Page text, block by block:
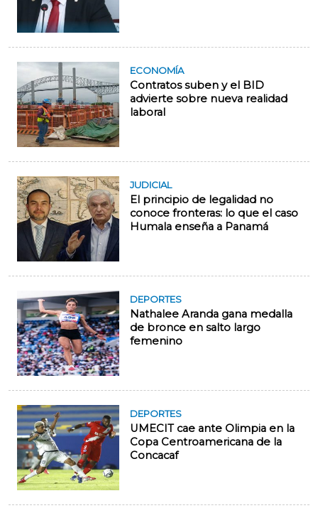
ECONOMÍA
Contratos suben y el BID
advierte sobre nueva realidad
laboral
JUDICIAL
El principio de legalidad no
conoce fronteras: lo que el caso
Humala enseña a Panamá
DEPORTES
Nathalee Aranda gana medalla
de bronce en salto largo
femenino
DEPORTES
UMECIT cae ante Olimpia en la
Copa Centroamericana de la
Concacaf